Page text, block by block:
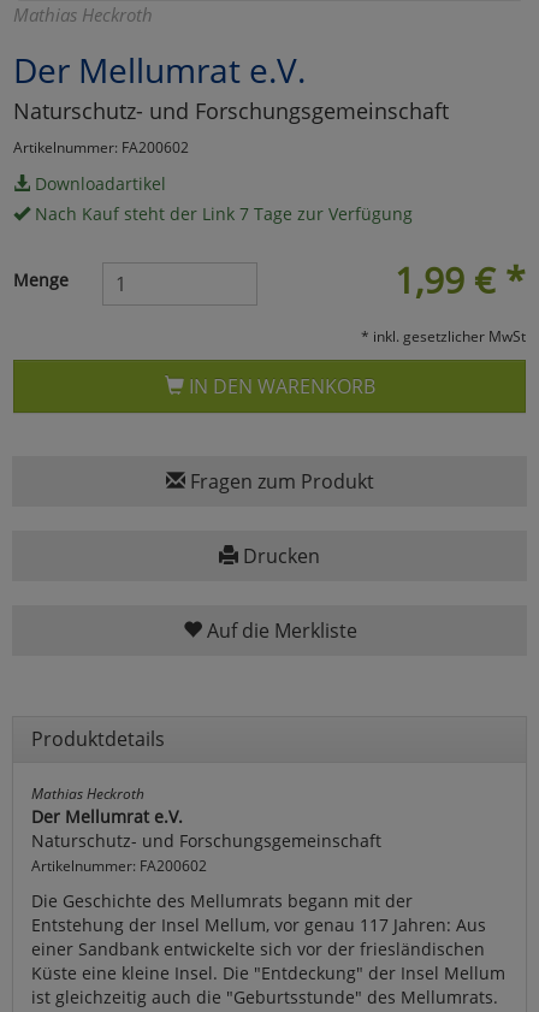
Mathias Heckroth
Der Mellumrat e.V.
Naturschutz- und Forschungsgemeinschaft
Artikelnummer: FA200602
Downloadartikel
Nach Kauf steht der Link 7 Tage zur Verfügung
1,99 € *
Menge
* inkl. gesetzlicher MwSt
IN DEN WARENKORB
Fragen zum Produkt
Drucken
Auf die Merkliste
Produktdetails
Mathias Heckroth
Der Mellumrat e.V.
Naturschutz- und Forschungsgemeinschaft
Artikelnummer: FA200602
Die Geschichte des Mellumrats begann mit der
Entstehung der Insel Mellum, vor genau 117 Jahren: Aus
einer Sandbank entwickelte sich vor der friesländischen
Küste eine kleine Insel. Die "Entdeckung" der Insel Mellum
ist gleichzeitig auch die "Geburtsstunde" des Mellumrats.
Umfragetools
Cookies
Alle Akzeptieren
zurück
zu Haupptseite